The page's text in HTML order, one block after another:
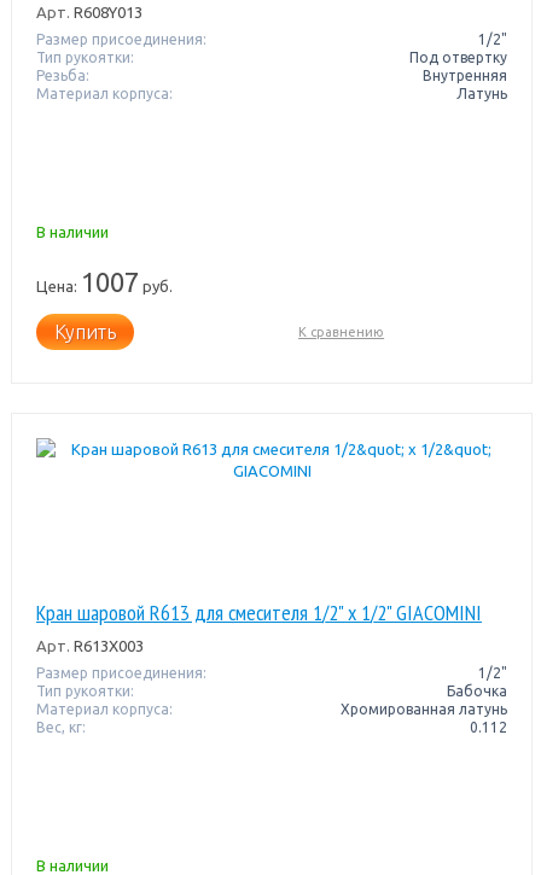
Арт. R608Y013
Размер присоединения:
1/2"
Тип рукоятки:
Под отвертку
Резьба:
Внутренняя
Материал корпуса:
Латунь
В наличии
Цена: 1007 руб.
Купить К сравнению
Кран шаровой R613 для смесителя 1/2" x 1/2" GIACOMINI
Арт. R613X003
Размер присоединения:
1/2"
Тип рукоятки:
Бабочка
Материал корпуса:
Хромированная латунь
Вес, кг:
0.112
В наличии